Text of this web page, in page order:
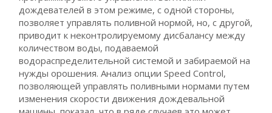
дождевателей в этом режиме, с одной стороны,
позволяет управлять поливной нормой, но, с другой,
приводит к неконтролируемому дисбалансу между
количеством воды, подаваемой
водораспределительной системой и забираемой на
нужды орошения. Анализ опции Speed Control,
позволяющей управлять поливными нормами путем
изменения скорости движения дождевальной